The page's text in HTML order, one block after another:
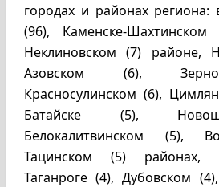
городах и районах региона:
(96), Каменске-
Неклиновском (7) районе,
Азовском (6),
Красносулинском (6),
Батайске (5),
Белокалитвинском (5),
Тацинском (5) районах,
Таганроге (4), Дубовском